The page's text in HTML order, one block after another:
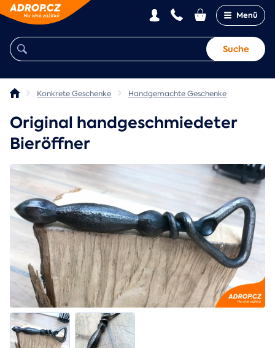
Menü
Suche
Konkrete Geschenke Handgemachte Geschenke
Original handgeschmiedeter
Bieröffner